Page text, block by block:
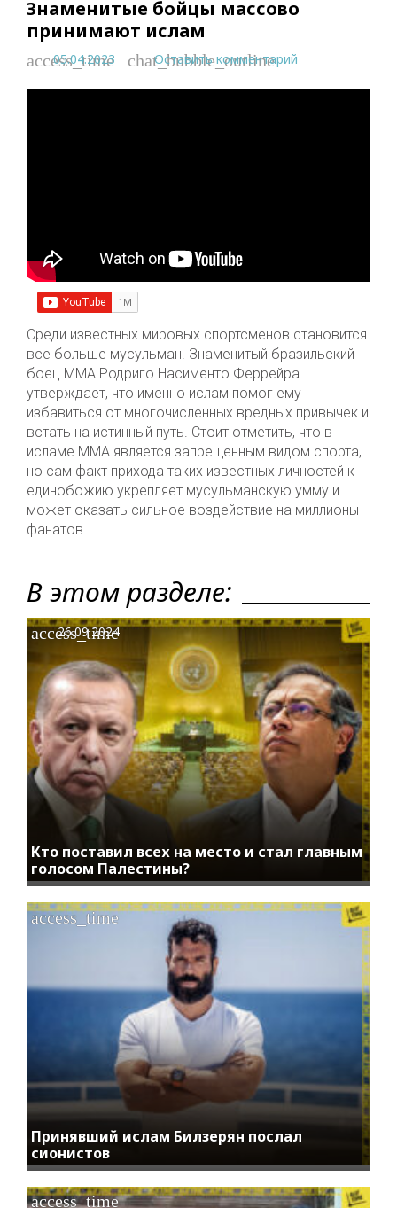
Знаменитые бойцы массово
принимают ислам
access_time
05.04.2023 chat_bubble_outline
Оставить комментарий
Среди известных мировых спортсменов становится
все больше мусульман. Знаменитый бразильский
боец MMA Родриго Насименто Феррейра
утверждает, что именно ислам помог ему
избавиться от многочисленных вредных привычек и
встать на истинный путь. Стоит отметить, что в
исламе ММА является запрещенным видом спорта,
но сам факт прихода таких известных личностей к
единобожию укрепляет мусульманскую умму и
может оказать сильное воздействие на миллионы
фанатов.
В этом разделе:
Кто поставил всех на место и стал главным
голосом Палестины?
access_time
26.09.2024
Принявший ислам Билзерян послал
сионистов
access_time
access_time